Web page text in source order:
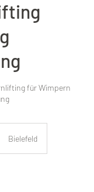
für Wimpern
Bielefeld